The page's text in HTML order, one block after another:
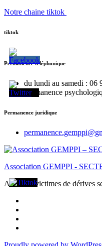
Notre chaine tiktok
tiktok
Permanence téléphonique
du lundi au samedi : 06
Permanence
Permanence juridique
Association GEMPPI -
Aide aux victimes de dérives